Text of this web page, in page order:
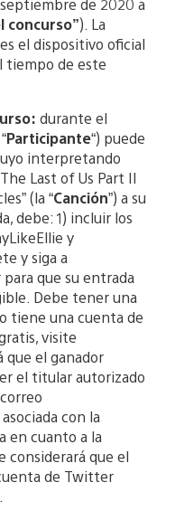
de 2020 a
concurso”). La
el dispositivo oficial
tiempo de este
durante el
Participante“) puede
interpretando
Last of Us Part II
(la “Canción”) a su
debe: 1) incluir los
y
y siga a
que su entrada
Debe tener una
tiene una cuenta de
visite
el ganador
el titular autorizado
con la
en cuanto a la
considerará que el
de Twitter